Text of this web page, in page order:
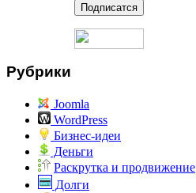
Рубрики
Joomla
WordPress
Бизнес-идеи
Деньги
Раскрутка и продвижение
Долги